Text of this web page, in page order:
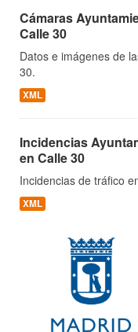
Cámaras
Calle 30
Datos e imágenes de
30.
XML
Incidencias
en Calle 30
Incidencias de tráfico
XML